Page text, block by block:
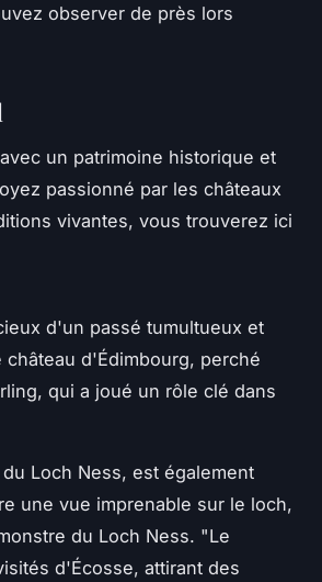
observer de près lors
un patrimoine historique et
passionné par les châteaux
vivantes, vous trouverez ici
d'un passé tumultueux et
d'Édimbourg, perché
qui a joué un rôle clé dans
Loch Ness, est également
une vue imprenable sur le loch,
du Loch Ness. "Le
d'Écosse, attirant des